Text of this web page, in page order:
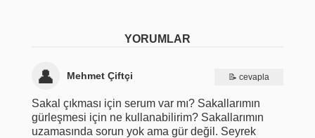
YORUMLAR
Mehmet Çiftçi
Sakal çıkması için serum var mı? Sakallarımın
gürleşmesi için ne kullanabilirim? Sakallarımın
uzamasında sorun yok ama gür değil. Seyrek
cevapla